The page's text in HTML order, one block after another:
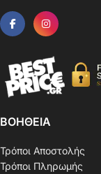
ΒΟΗΘΕΙΑ
Τρόποι Αποστολής
Τρόποι Πληρωμής